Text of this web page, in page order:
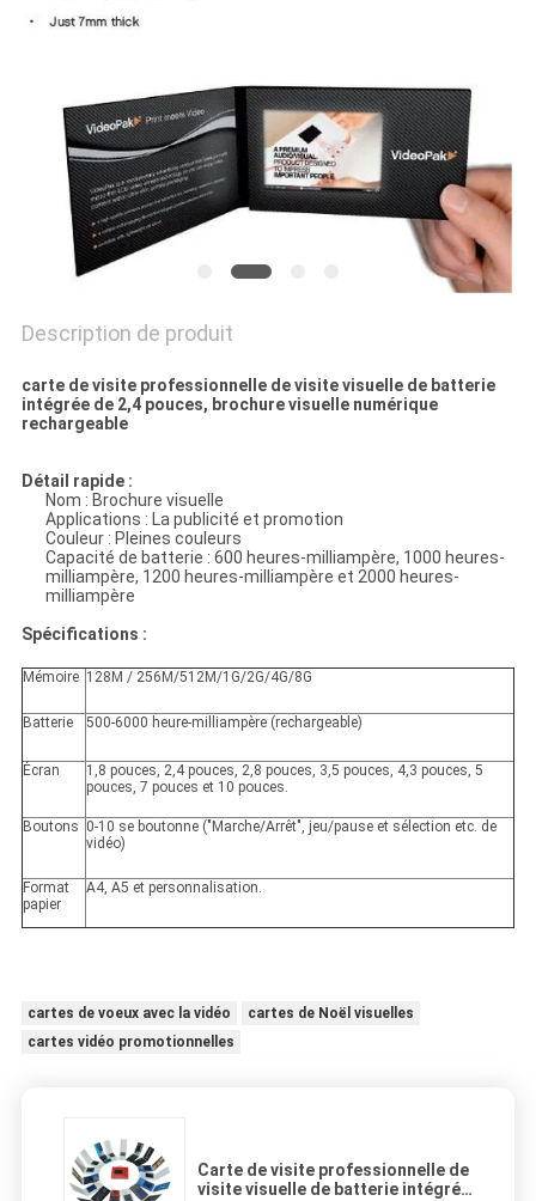
POLICY
Description de produit
carte de visite professionnelle de visite visuelle de batterie
intégrée de 2,4 pouces, brochure visuelle numérique
rechargeable
Détail rapide :
Nom : Brochure visuelle
Applications : La publicité et promotion
Couleur : Pleines couleurs
Capacité de batterie : 600 heures-milliampère, 1000 heures-
milliampère, 1200 heures-milliampère et 2000 heures-
milliampère
Spécifications :
Mémoire 128M / 256M/512M/1G/2G/4G/8G
Batterie 500-6000 heure-milliampère (rechargeable)
Écran
1,8 pouces, 2,4 pouces, 2,8 pouces, 3,5 pouces, 4,3 pouces, 5
pouces, 7 pouces et 10 pouces.
Boutons 0-10 se boutonne ("Marche/Arrêt", jeu/pause et sélection etc. de
vidéo)
Format
papier
A4, A5 et personnalisation.
cartes de voeux avec la vidéo
cartes de Noël visuelles
cartes vidéo promotionnelles
Carte de visite professionnelle de
visite visuelle de batterie intégrée